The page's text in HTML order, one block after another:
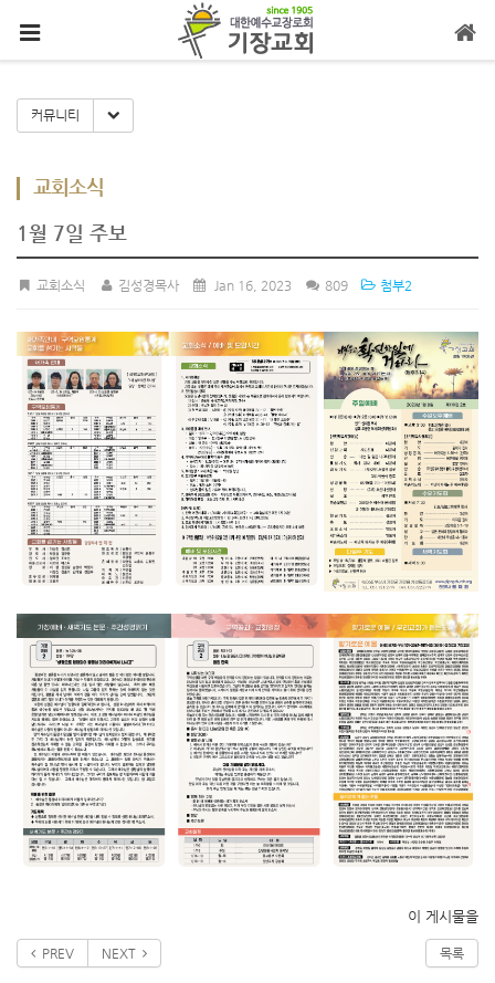
커뮤니티 Toggle Dropdown
교회소식
1월 7일 주보
교회소식 김성경목사 Jan 16, 2023 809 첨부2
이 게시물을
PREV NEXT 목록